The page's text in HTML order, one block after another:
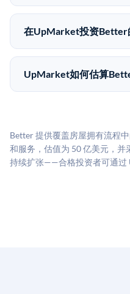
为FINRA注册的经纪交易
理合规、文件和结算事宜
Pre-IPO持股主要有两种
售给其他买家，或持有直
市场条件。任何退出的时
做好多年持有的准备。
在UpMarket投资Better
UpMarket上大多数Pre-
50,000美元。具体金额
UpMarket如何估算
司可比倍数应用私有公司
息不对称。此估值不构成
Better 提供覆盖房屋拥有流程
和服务，估值为 50 亿美元，
持续扩张——合格投资者可通过